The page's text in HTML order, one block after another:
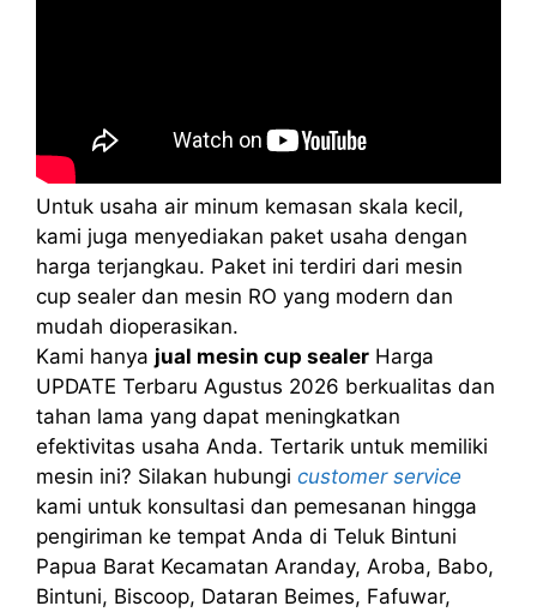
Untuk usaha air minum kemasan skala kecil,
kami juga menyediakan paket usaha dengan
harga terjangkau. Paket ini terdiri dari mesin
cup sealer dan mesin RO yang modern dan
mudah dioperasikan.
Kami hanya jual mesin cup sealer Harga
UPDATE Terbaru Agustus 2026 berkualitas dan
tahan lama yang dapat meningkatkan
efektivitas usaha Anda. Tertarik untuk memiliki
mesin ini? Silakan hubungi customer service
kami untuk konsultasi dan pemesanan hingga
pengiriman ke tempat Anda di Teluk Bintuni
Papua Barat Kecamatan Aranday, Aroba, Babo,
Bintuni, Biscoop, Dataran Beimes, Fafuwar,